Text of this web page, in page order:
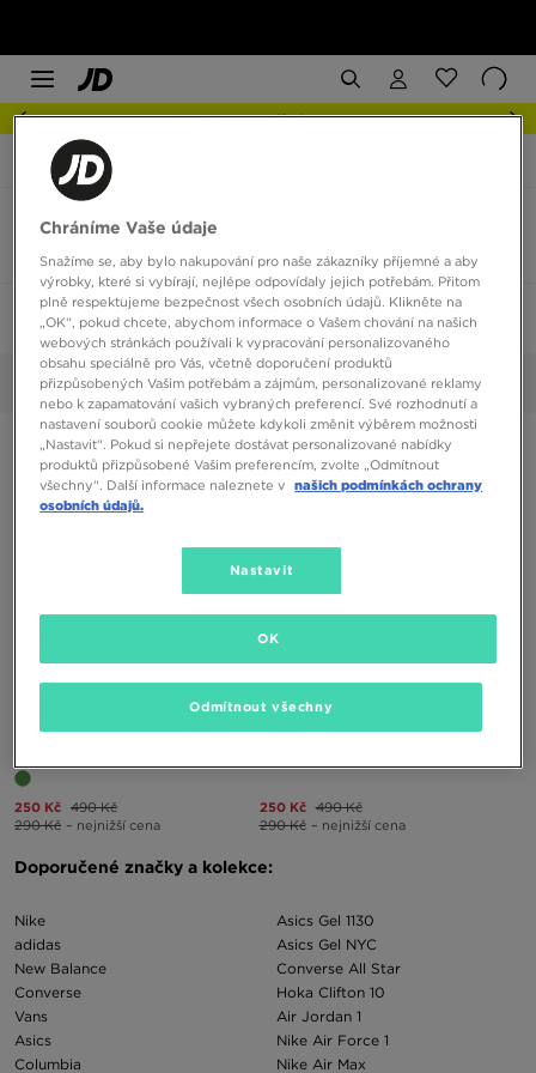
NEW IN Podívejte se
JD Sports Oblečení
Pink Soda Tričko
Seřadit:Doporučené Filtrovat 1
Vybrané: Pink Soda Smazat vše
250 Kč 490 Kč
290 Kč – nejnižší cena
ONLY AT
250 Kč 490 Kč
290 Kč – nejnižší cena
Doporučené značky a kolekce:
Nike
adidas
New Balance
Converse
Vans
Asics
Columbia
Asics Gel 1130
Asics Gel NYC
Converse All Star
Hoka Clifton 10
Air Jordan 1
Nike Air Force 1
Nike Air Max
Chráníme Vaše údaje
Snažíme se, aby bylo nakupování pro naše zákazníky příjemné a aby
výrobky, které si vybírají, nejlépe odpovídaly jejich potřebám. Přitom
plně respektujeme bezpečnost všech osobních údajů. Klikněte na
„OK“, pokud chcete, abychom informace o Vašem chování na našich
webových stránkách používali k vypracování personalizovaného
obsahu speciálně pro Vás, včetně doporučení produktů
přizpůsobených Vašim potřebám a zájmům, personalizované reklamy
nebo k zapamatování vašich vybraných preferencí. Své rozhodnutí a
nastavení souborů cookie můžete kdykoli změnit výběrem možnosti
„Nastavit“. Pokud si nepřejete dostávat personalizované nabídky
produktů přizpůsobené Vašim preferencím, zvolte „Odmítnout
všechny“. Další informace naleznete v našich podmínkách ochrany
osobních údajů.
Nastavit
Odmítnout všechny
OK